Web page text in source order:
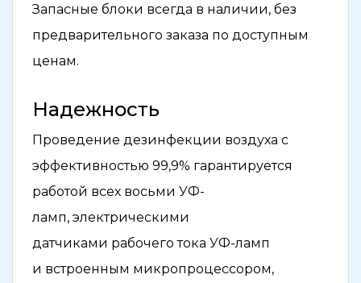
Запасные блоки всегда в наличии, без
предварительного заказа по доступным
ценам.
Надежность
Проведение дезинфекции воздуха с
эффективностью 99,9% гарантируется
работой всех восьми УФ-
ламп, электрическими
датчиками рабочего тока УФ-ламп
и встроенным микропроцессором,